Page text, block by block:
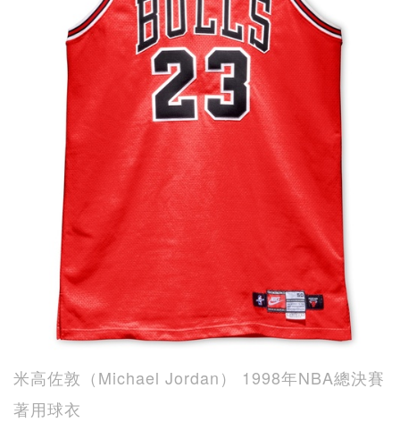
米高佐敦（Michael Jordan） 1998年NBA總決賽
著用球衣